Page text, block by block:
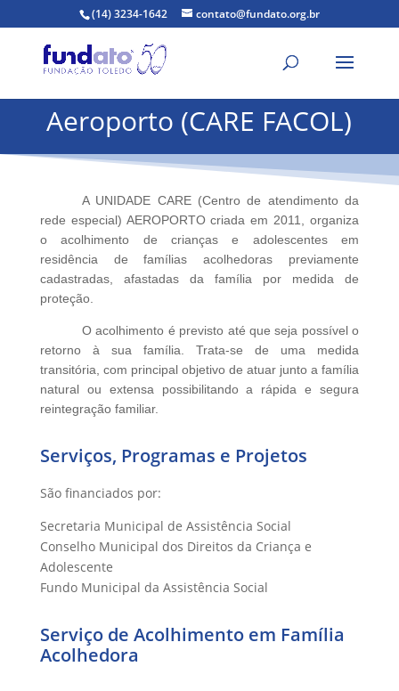
(14) 3234-1642 contato@fundato.org.br
Aeroporto (CARE FACOL)
A UNIDADE CARE (Centro de atendimento da
rede especial) AEROPORTO criada em 2011, organiza
o acolhimento de crianças e adolescentes em
residência de famílias acolhedoras previamente
cadastradas, afastadas da família por medida de
proteção.
O acolhimento é previsto até que seja possível o
retorno à sua família. Trata-se de uma medida
transitória, com principal objetivo de atuar junto a família
natural ou extensa possibilitando a rápida e segura
reintegração familiar.
Serviços, Programas e Projetos
São financiados por:
Secretaria Municipal de Assistência Social
Conselho Municipal dos Direitos da Criança e
Adolescente
Fundo Municipal da Assistência Social
Serviço de Acolhimento em Família
Acolhedora